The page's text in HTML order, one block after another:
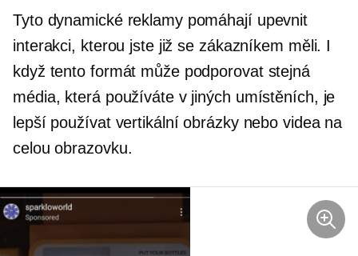
Tyto dynamické reklamy pomáhají upevnit
interakci, kterou jste již se zákazníkem měli. I
když tento formát může podporovat stejná
média, která používáte v jiných umístěních, je
lepší používat vertikální obrázky nebo videa na
celou obrazovku.